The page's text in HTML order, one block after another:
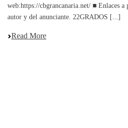
web:https://cbgrancanaria.net/ ■ Enlaces a
autor y del anunciante. 22GRADOS [...]
Read More